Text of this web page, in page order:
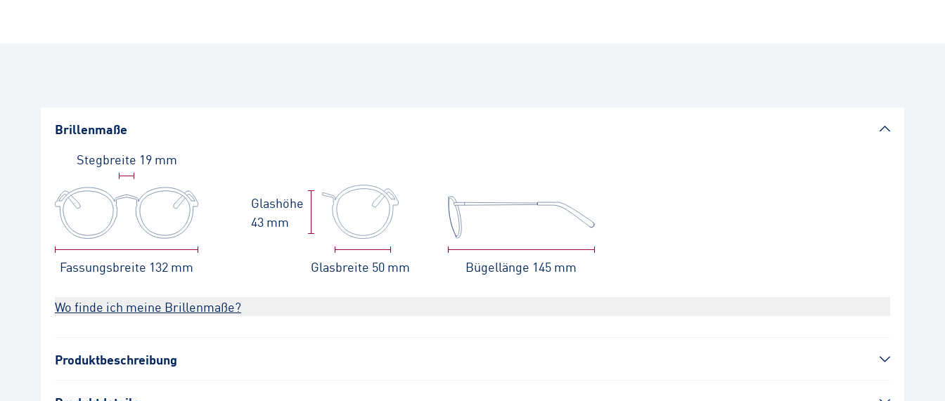
Brillenmaße
Stegbreite 19 mm
Fassungsbreite 132 mm Glasbreite 50 mm
Glashöhe
43 mm
Bügellänge 145 mm
Wo finde ich meine Brillenmaße?
Produktbeschreibung